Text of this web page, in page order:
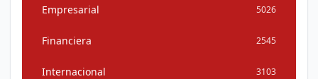
Empresarial 5026
Financiera 2545
Internacional 3103